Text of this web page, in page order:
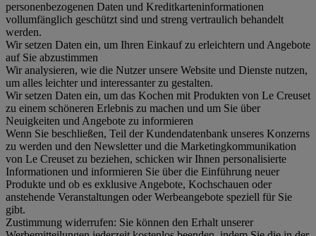
personenbezogenen Daten und Kreditkarteninformationen
vollumfänglich geschützt sind und streng vertraulich behandelt
werden.
Wir setzen Daten ein, um Ihren Einkauf zu erleichtern und Angebote
auf Sie abzustimmen
Wir analysieren, wie die Nutzer unsere Website und Dienste nutzen,
um alles leichter und interessanter zu gestalten.
Wir setzen Daten ein, um das Kochen mit Produkten von Le Creuset
zu einem schöneren Erlebnis zu machen und um Sie über
Neuigkeiten und Angebote zu informieren
Wenn Sie beschließen, Teil der Kundendatenbank unseres Konzerns
zu werden und den Newsletter und die Marketingkommunikation
von Le Creuset zu beziehen, schicken wir Ihnen personalisierte
Informationen und informieren Sie über die Einführung neuer
Produkte und ob es exklusive Angebote, Kochschauen oder
anstehende Veranstaltungen oder Werbeangebote speziell für Sie
gibt.
Zustimmung widerrufen: Sie können den Erhalt unserer